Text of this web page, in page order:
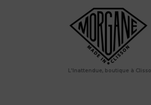
L'Inattendue, boutique à